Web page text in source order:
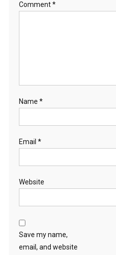
Comment*
Name *
Email *
Website
Save my name,
email, and website